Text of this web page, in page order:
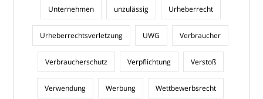
Unternehmen unzulässig Urheberrecht
Urheberrechtsverletzung UWG Verbraucher
Verbraucherschutz Verpflichtung Verstoß
Verwendung Werbung Wettbewerbsrecht